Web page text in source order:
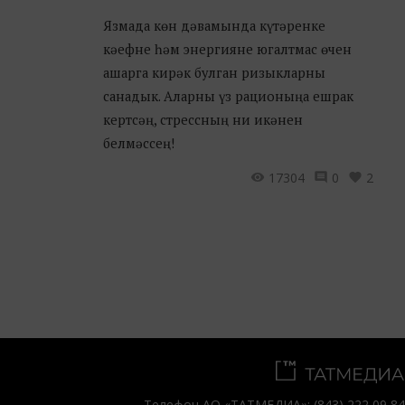
Язмада көн дәвамында күтәренке
кәефне һәм энергияне югалтмас өчен
ашарга кирәк булган ризыкларны
санадык. Аларны үз рационыңа ешрак
кертсәң, стрессның ни икәнен
белмәссең!
17304
0 2